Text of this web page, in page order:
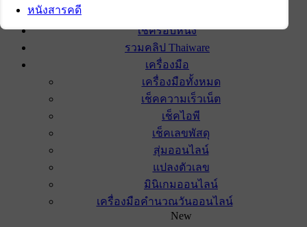
เช็ครอบหนัง
รวมคลิป Thaiware
เครื่องมือ
เครื่องมือทั้งหมด
เช็คความเร็วเน็ต
เช็คไอพี
เช็คเลขพัสดุ
สุ่มออนไลน์
แปลงตัวเลข
มินิเกมออนไลน์
เครื่องมือคำนวณวันออนไลน์
New
หนังสารคดี